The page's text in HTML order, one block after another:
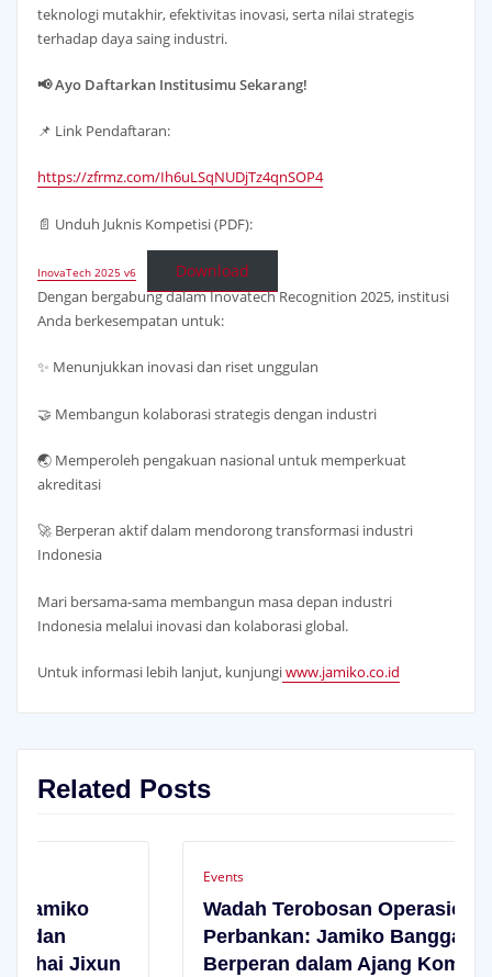
teknologi mutakhir, efektivitas inovasi, serta nilai strategis
terhadap daya saing industri.
📢 Ayo Daftarkan Institusimu Sekarang!
📌 Link Pendaftaran:
https://zfrmz.com/Ih6uLSqNUDjTz4qnSOP4
📄 Unduh Juknis Kompetisi (PDF):
InovaTech 2025 v6 Download
Dengan bergabung dalam Inovatech Recognition 2025, institusi
Anda berkesempatan untuk:
✨ Menunjukkan inovasi dan riset unggulan
🤝 Membangun kolaborasi strategis dengan industri
🌏 Memperoleh pengakuan nasional untuk memperkuat
akreditasi
🚀 Berperan aktif dalam mendorong transformasi industri
Indonesia
Mari bersama-sama membangun masa depan industri
Indonesia melalui inovasi dan kolaborasi global.
Untuk informasi lebih lanjut, kunjungiwww.jamiko.co.id
Related Posts
Wadah Terobosan Operasional
Perbankan: Jamiko Bangga Ikut
Berperan dalam Ajang Kompetisi